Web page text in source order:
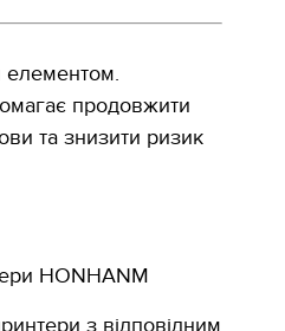
продовжити
та знизити ризик
HONHANM
з відповідним